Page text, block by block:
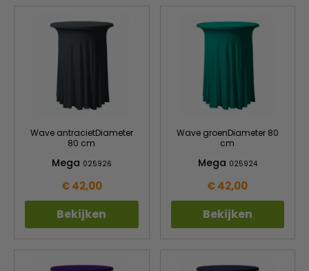
Wave antracietDiameter
80 cm
Mega 025926
€ 42,00
Bekijken
Wave groenDiameter 80
cm
Mega 025924
€ 42,00
Bekijken